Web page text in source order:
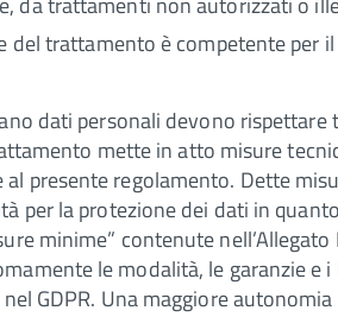
del trattamento è competente per
dati personali devono rispettare
mette in atto misure
presente regolamento. Dette
per la protezione dei dati in
minime” contenute
le modalità, le garanzie
GDPR. Una maggiore